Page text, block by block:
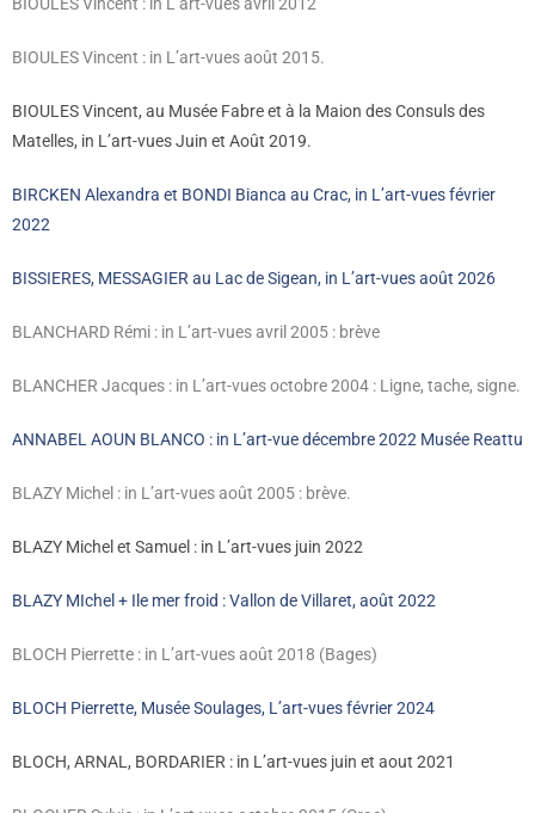
BIOULES Vincent : in L’art-vues août 2015.
BIOULES Vincent, au Musée Fabre et à la Maion des Consuls des
Matelles, in L’art-vues Juin et Août 2019.
BIRCKEN Alexandra et BONDI Bianca au Crac, in L’art-vues février
2022
BISSIERES, MESSAGIER au Lac de Sigean, in L’art-vues août 2026
BLANCHARD Rémi : in L’art-vues avril 2005 : brève
BLANCHER Jacques : in L’art-vues octobre 2004 : Ligne, tache, signe.
ANNABEL AOUN BLANCO : in L’art-vue décembre 2022 Musée Reattu
BLAZY Michel : in L’art-vues août 2005 : brève.
BLAZY Michel et Samuel : in L’art-vues juin 2022
BLAZY MIchel + Ile mer froid : Vallon de Villaret, août 2022
BLOCH Pierrette : in L’art-vues août 2018 (Bages)
BLOCH Pierrette, Musée Soulages, L’art-vues février 2024
BLOCH, ARNAL, BORDARIER : in L’art-vues juin et aout 2021